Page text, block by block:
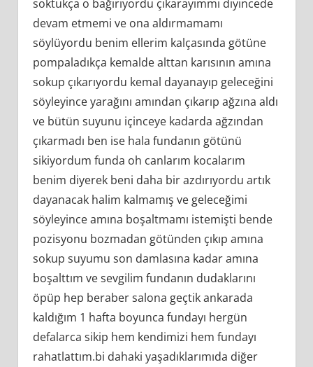
soktukça o bağırıyordu çıkarayımmı diyincede
devam etmemi ve ona aldırmamamı
söylüyordu benim ellerim kalçasında götüne
pompaladıkça kemalde alttan karısının amına
sokup çıkarıyordu kemal dayanayıp geleceğini
söyleyince yarağını amından çıkarıp ağzına aldı
ve bütün suyunu içinceye kadarda ağzından
çıkarmadı ben ise hala fundanın götünü
sikiyordum funda oh canlarım kocalarım
benim diyerek beni daha bir azdırıyordu artık
dayanacak halim kalmamış ve geleceğimi
söyleyince amına boşaltmamı istemişti bende
pozisyonu bozmadan götünden çıkıp amına
sokup suyumu son damlasına kadar amına
boşalttım ve sevgilim fundanın dudaklarını
öpüp hep beraber salona geçtik ankarada
kaldığım 1 hafta boyunca fundayı hergün
defalarca sikip hem kendimizi hem fundayı
rahatlattım.bi dahaki yaşadıklarımıda diğer